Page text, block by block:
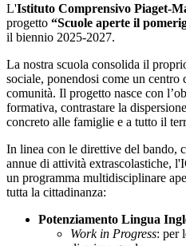
L'Istituto Comprensivo Piaget-
progetto “Scuole aperte il
il biennio 2025-2027.
La nostra scuola consolida il
sociale, ponendosi come un
comunità. Il progetto nasce con
formativa, contrastare la
concreto alle famiglie e a tutto il
In linea con le direttive del bando,
annue di attività extrascolastiche,
un programma multidisciplinare
tutta la cittadinanza:
Potenziamento Lingua
Work in Progress: per